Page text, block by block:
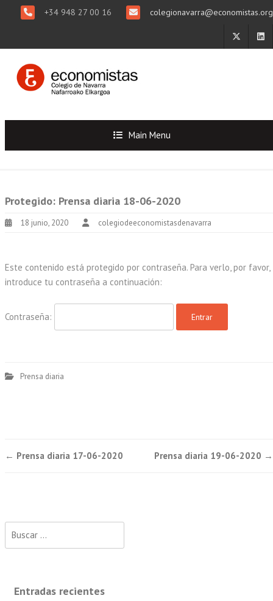
+34 948 27 00 16 colegionavarra@economistas.org
Main Menu
Protegido: Prensa diaria 18-06-2020
18 junio, 2020 colegiodeeconomistasdenavarra
Este contenido está protegido por contraseña. Para verlo, por favor,
introduce tu contraseña a continuación:
Contraseña:
Prensa diaria
Post
← Prensa diaria 17-06-2020 Prensa diaria 19-06-2020 →
Entradas recientes